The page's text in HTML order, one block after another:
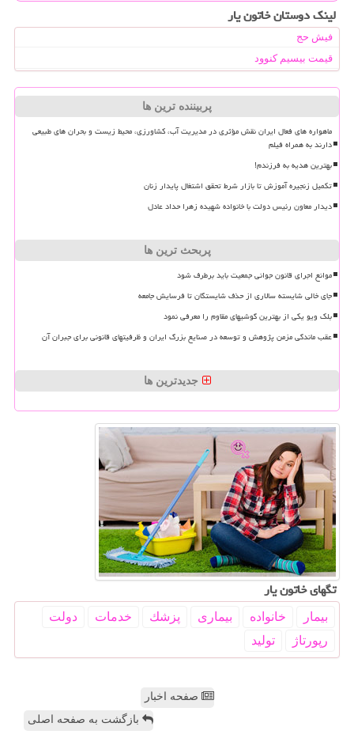
لینک دوستان خاتون یار
فیش حج
قیمت بیسیم کنوود
پربیننده ترین ها
ماهواره های فعال ایران نقش مؤثری در مدیریت آب، کشاورزی، محیط زیست و بحران های طبیعی
دارند به همراه فیلم
بهترین هدیه به فرزندم!
تکمیل زنجیره آموزش تا بازار شرط تحقق اشتغال پایدار زنان
دیدار معاون رئیس دولت با خانواده شهیده زهرا حداد عادل
پربحث ترین ها
موانع اجرای قانون جوانی جمعیت باید برطرف شود
جای خالی شایسته سالاری از حذف شایستگان تا فرسایش جامعه
بلک ویو یکی از بهترین گوشیهای مقاوم را معرفی نمود
عقب ماندگی مزمن پژوهش و توسعه در صنایع بزرگ ایران و ظرفیتهای قانونی برای جبران آن
جدیدترین ها
تگهای خاتون یار
بیمار خانواده بیماری پزشك خدمات
دولت
رپورتاژ
تولید
صفحه اخبار
بازگشت به صفحه اصلی